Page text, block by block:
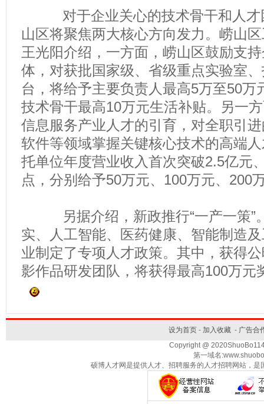
对于企业关心的技术骨干和人才
山区将聚焦两大核心方向发力。崂山
王光阳介绍，一方面，崂山区鼓励支
体，对获批国家级、省级重点实验室
台，将给予主要负责人最高5万至50万
技术骨干最高10万元生活补贴。另一
信息服务产业人才的引育，对全职引
软件等领域掌握关键核心技术的高端
托单位年度营业收入首次突破2.5亿元
点，分别给予50万元、100万元、200
另据介绍，新政推行“一产一策”
实、人工智能、医药健康、智能制造
业制定了专项人才政策。其中，获得
影作品研发团队，将获得最高100万元
设为首页- 加入收藏- 广告合
Copyright @
第一域名
硕博人才网是提供人才、招聘服务的人才招聘网站，